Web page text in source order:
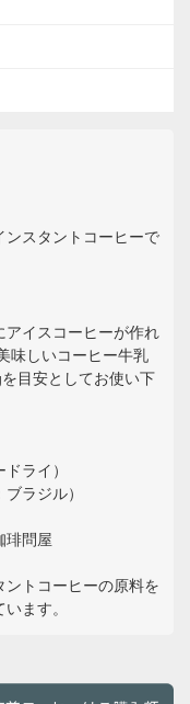
ンスタントコーヒーで
アイスコーヒーが作れ
味しいコーヒー牛乳
目安としてお使い下
ライ）
ラジル）
琲問屋
トコーヒーの原料を
ます。